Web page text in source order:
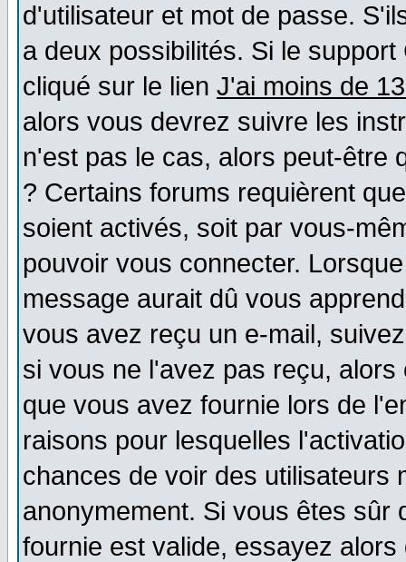
d'utilisateur et mot de passe.
a deux possibilités. Si le
cliqué sur le lien J'ai moins de
alors vous devrez suivre les
n'est pas le cas, alors peut-être
? Certains forums requièrent
soient activés, soit par vous-
pouvoir vous connecter.
message aurait dû vous
vous avez reçu un e-mail,
si vous ne l'avez pas reçu,
que vous avez fournie lors de
raisons pour lesquelles
chances de voir des utilisateurs
anonymement. Si vous êtes sûr
fournie est valide, essayez